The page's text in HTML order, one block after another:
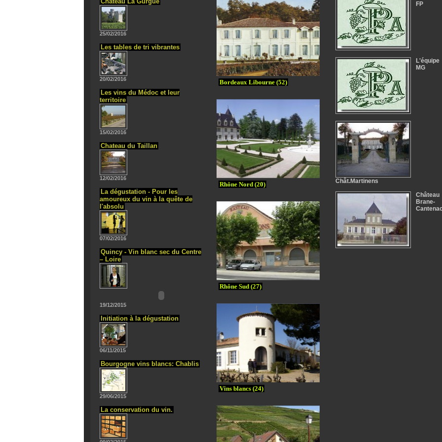
25/02/2016
Les tables de tri vibrantes
20/02/2016
Les vins du Médoc et leur
territoire
15/02/2016
Chateau du Taillan
12/02/2016
La dégustation - Pour les
amoureux du vin à la quête de
l'absolu
07/02/2016
Quincy - Vin blanc sec du Centre
– Loire
19/12/2015
Initiation à la dégustation
06/11/2015
Bourgogne vins blancs: Chablis
29/06/2015
La conservation du vin.
Bordeaux Libourne (52)
Rhône Nord (20)
Rhône Sud (27)
Vins blancs (24)
FP
L'équipe
MG
Chât.Martinens
Château
Brane-